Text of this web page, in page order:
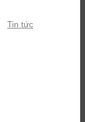
Tin tức